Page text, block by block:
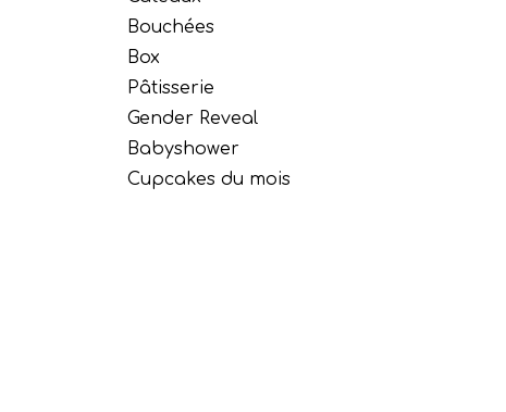
Bouchées
Box
Pâtisserie
Gender Reveal
Babyshower
Cupcakes du mois